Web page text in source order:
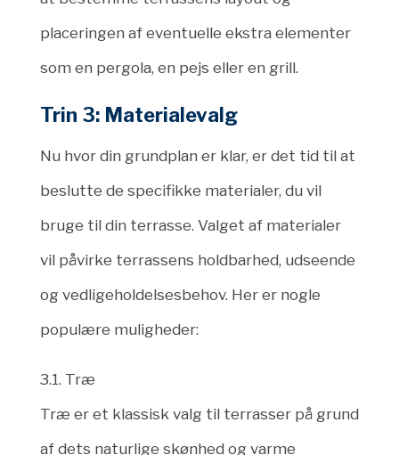
placeringen af eventuelle ekstra elementer
som en pergola, en pejs eller en grill.
Trin 3: Materialevalg
Nu hvor din grundplan er klar, er det tid til at
beslutte de specifikke materialer, du vil
bruge til din terrasse. Valget af materialer
vil påvirke terrassens holdbarhed, udseende
og vedligeholdelsesbehov. Her er nogle
populære muligheder:
3.1. Træ
Træ er et klassisk valg til terrasser på grund
af dets naturlige skønhed og varme